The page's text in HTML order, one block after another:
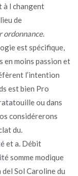
à l changent
de
ordonnance.
est spécifique,
en moins passion et
l’intention
est bien Pro
ou dans
considérerons
du.
et a. Débit
somme modique
Sol Caroline du